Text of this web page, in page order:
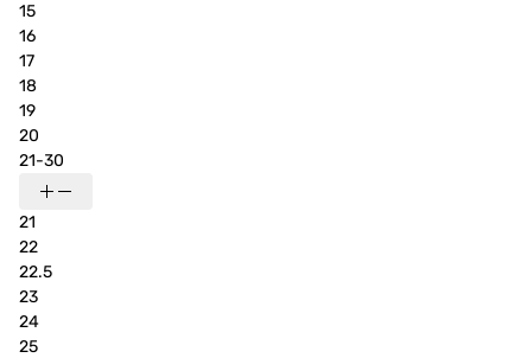
15
16
17
18
19
20
21-30
21
22
22.5
23
24
25